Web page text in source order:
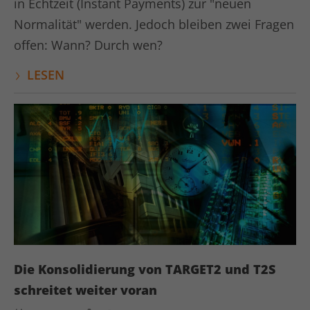
in Echtzeit (Instant Payments) zur "neuen
Normalität" werden. Jedoch bleiben zwei Fragen
offen: Wann? Durch wen?
LESEN
Die Konsolidierung von TARGET2 und T2S
schreitet weiter voran
Anbieter LinkedIn
Laufzeit 1 Tag
Zweck
Name kununu
Anbieter kununu.com
Laufzeit Session
Zweck
Dieses Cookie wird von der
Bewertungsplattform kununu.com für